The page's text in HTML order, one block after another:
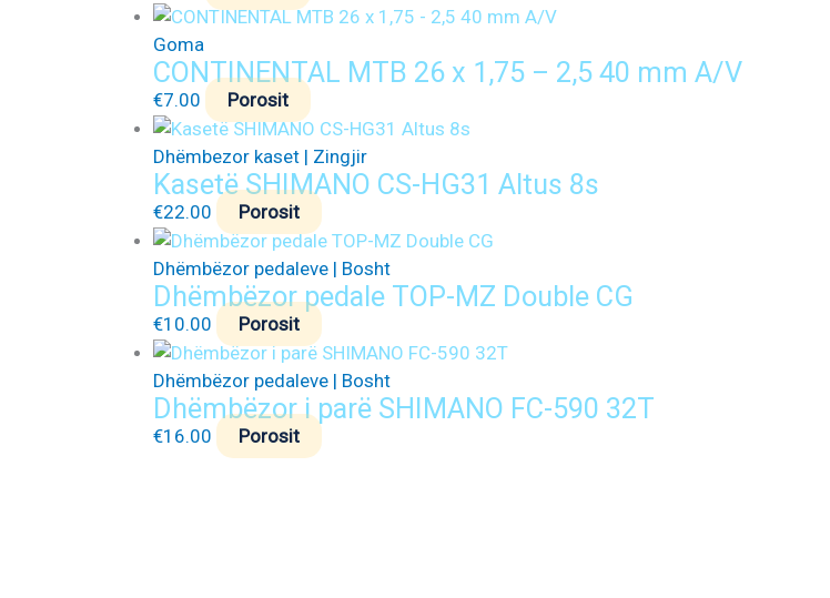
Goma
CONTINENTAL MTB 26 x 1,75 – 2,5 40 mm A/V
€7.00 Porosit
Dhëmbezor kaset | Zingjir
Kasetë SHIMANO CS-HG31 Altus 8s
€22.00 Porosit
Dhëmbëzor pedaleve | Bosht
Dhëmbëzor pedale TOP-MZ Double CG
€10.00 Porosit
Dhëmbëzor pedaleve | Bosht
Dhëmbëzor i parë SHIMANO FC-590 32T
€16.00 Porosit